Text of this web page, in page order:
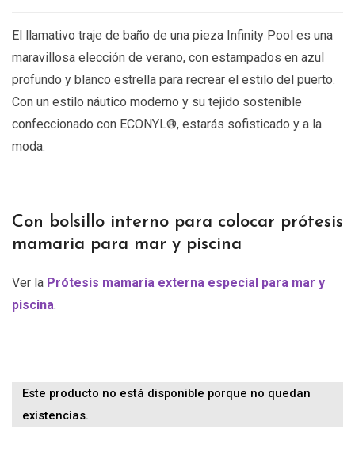
El llamativo traje de baño de una pieza Infinity Pool es una
maravillosa elección de verano, con estampados en azul
profundo y blanco estrella para recrear el estilo del puerto.
Con un estilo náutico moderno y su tejido sostenible
confeccionado con ECONYL®, estarás sofisticado y a la
moda.
Con bolsillo interno para colocar prótesis
mamaria para mar y piscina
Ver la Prótesis mamaria externa especial para mar y
piscina.
Este producto no está disponible porque no quedan
existencias.